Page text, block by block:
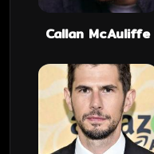
Callan McAuliffe